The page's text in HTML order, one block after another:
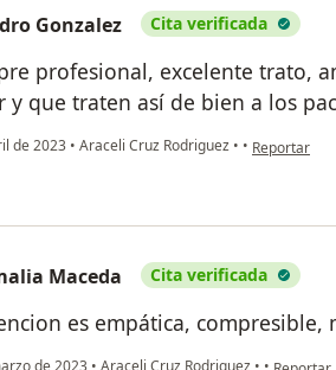
Gonzalez Cita verificada
profesional, excelente trato,
y que traten así de bien a los
de 2023 • Araceli Cruz Rodriguez • • en opinión
Reportar
Maceda Cita verificada
es empática, compresible,
de 2023 • Araceli Cruz Rodriguez • • en